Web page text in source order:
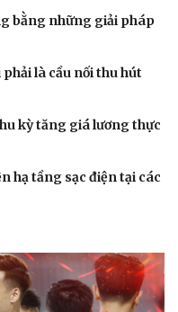
bằng những giải pháp
là cầu nối thu hút
kỳ tăng giá lương thực
hạ tầng sạc điện tại các